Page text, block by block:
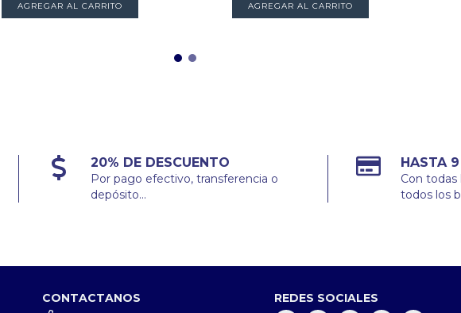
20% DE DESCUENTO
Por pago efectivo, transferencia o
depósito...
HASTA
Con
todos los
CONTACTANOS
REDES SOCIALES